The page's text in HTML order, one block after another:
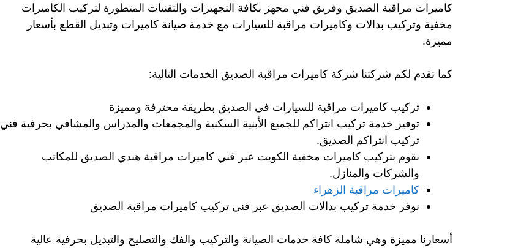
كاميرات مراقبة الصديق وفريق فني مجهز بكافة التجهيزات والتقنيات المتطورة لتركيب الكاميرات
مخفية وتركيب بدالات وكاميرات مراقبة للسيارات مع خدمة صيانة كاميرات وتبديل القطع بأسعار
مميزة.
كما تقدم لكم شركتنا شركة كاميرات مراقبة الصديق الخدمات التالية:
تركيب كاميرات مراقبة للسيارات في الصديق بطريقة محترفة ومميزة
توفير خدمة تركيب انتراكم للجميع الأبنية السكنية والمجمعات والمدراس والمشافي بحرفية فني
تركيب انتراكم الصديق.
نقوم بتركيب كاميرات مخفية الكويت عبر فني كاميرات مراقبة هندي الصديق للمكاتب
والشركات والمنازل.
كاميرات مراقبة الزهراء
نوفر خدمة تركيب بدالات الصديق عبر فني تركيب كاميرات مراقبة الصديق
أسعارنا مميزة وهي شاملة كافة خدمات الصيانة والتركيب والفك والتصليح والتبديل بحرفية عالية